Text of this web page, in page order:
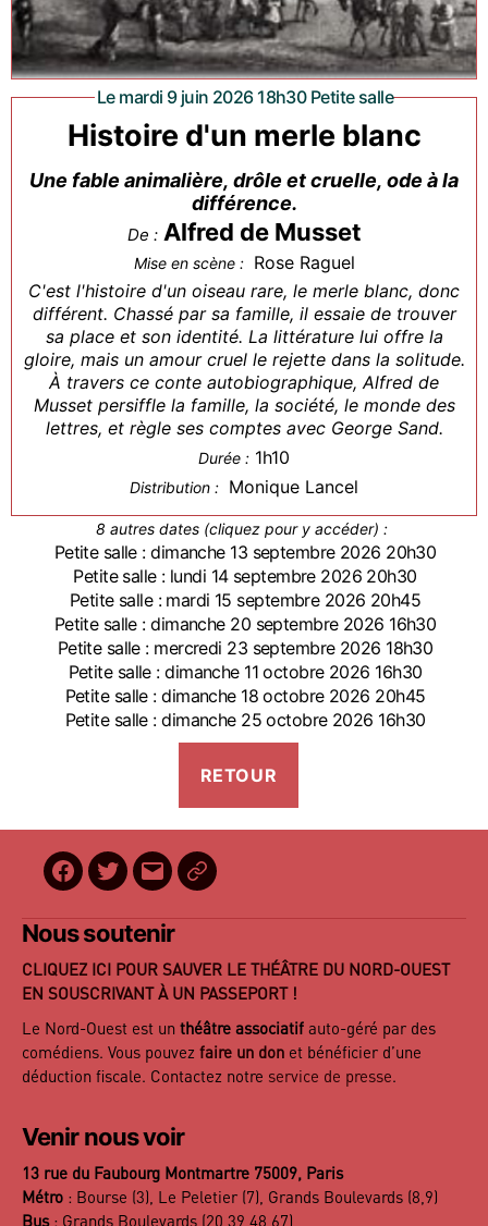
Le mardi 9 juin 2026 18h30 Petite salle
Histoire d'un merle blanc
Une fable animalière, drôle et cruelle, ode à la
différence.
De : Alfred de Musset
Mise en scène : Rose Raguel
C'est l'histoire d'un oiseau rare, le merle blanc, donc
différent. Chassé par sa famille, il essaie de trouver
sa place et son identité. La littérature lui offre la
gloire, mais un amour cruel le rejette dans la solitude.
À travers ce conte autobiographique, Alfred de
Musset persiffle la famille, la société, le monde des
lettres, et règle ses comptes avec George Sand.
Durée : 1h10
Distribution : Monique Lancel
8 autres dates (cliquez pour y accéder) :
Petite salle : dimanche 13 septembre 2026 20h30
Petite salle : lundi 14 septembre 2026 20h30
Petite salle : mardi 15 septembre 2026 20h45
Petite salle : dimanche 20 septembre 2026 16h30
Petite salle : mercredi 23 septembre 2026 18h30
Petite salle : dimanche 11 octobre 2026 16h30
Petite salle : dimanche 18 octobre 2026 20h45
Petite salle : dimanche 25 octobre 2026 16h30
Facebook
Twitter
E-
mail
BilletReduc
Nous soutenir
CLIQUEZ ICI POUR SAUVER LE THÉÂTRE DU NORD-OUEST
EN SOUSCRIVANT À UN PASSEPORT !
Le Nord-Ouest est un théâtre associatif auto-géré par des
comédiens. Vous pouvez faire un don et bénéficier d’une
déduction fiscale. Contactez notre service de presse.
Venir nous voir
13 rue du Faubourg Montmartre 75009, Paris
Métro : Bourse (3), Le Peletier (7), Grands Boulevards (8,9)